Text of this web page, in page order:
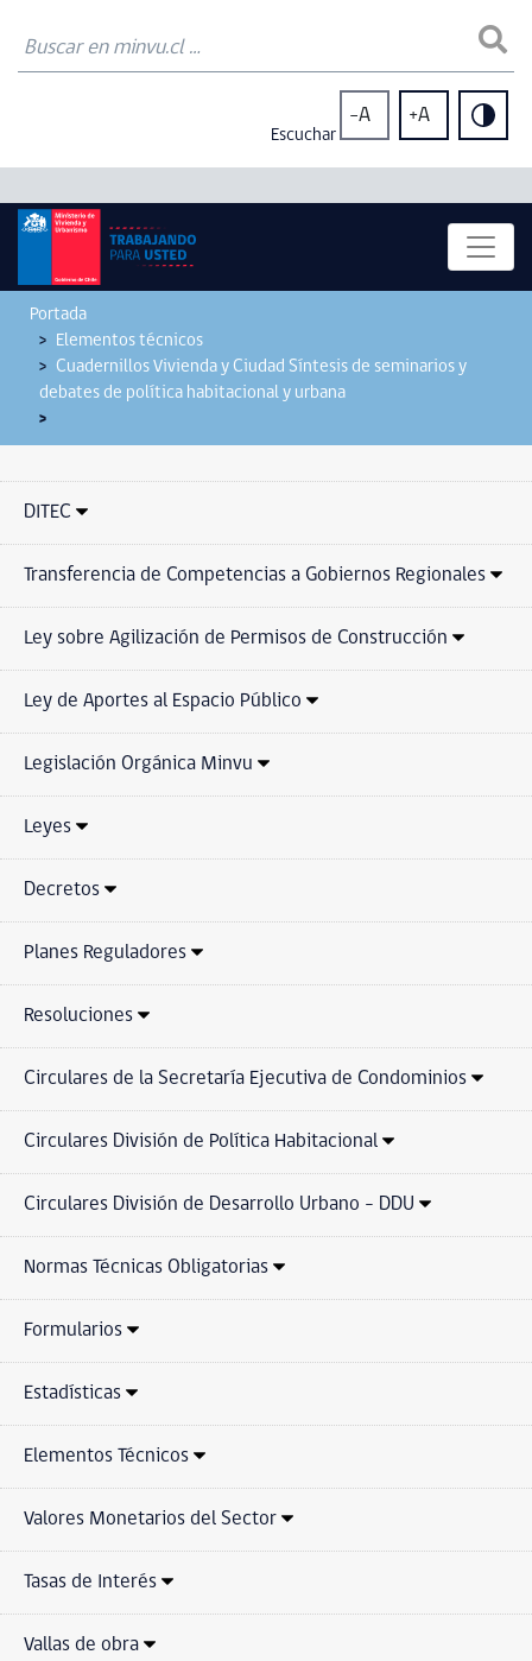
Escuchar
-A +A
Portada
Elementos técnicos
Cuadernillos Vivienda y Ciudad Síntesis de seminarios y
debates de política habitacional y urbana
DITEC
Transferencia de Competencias a Gobiernos Regionales
Ley sobre Agilización de Permisos de Construcción
Ley de Aportes al Espacio Público
Legislación Orgánica Minvu
Leyes
Decretos
Planes Reguladores
Resoluciones
Circulares de la Secretaría Ejecutiva de Condominios
Circulares División de Política Habitacional
Circulares División de Desarrollo Urbano - DDU
Normas Técnicas Obligatorias
Formularios
Estadísticas
Elementos Técnicos
Valores Monetarios del Sector
Tasas de Interés
Vallas de obra